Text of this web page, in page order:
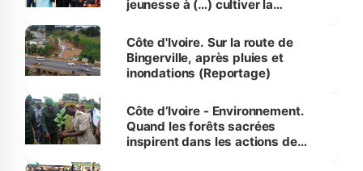
jeunesse à (…) cultiver la
(Alassane Ouattara
Côte d'Ivoire. Sur la route de
Bingerville, après pluies et
inondations (Reportage)
Côte d’Ivoire - Environnement.
Quand les forêts sacrées
inspirent dans les actions de